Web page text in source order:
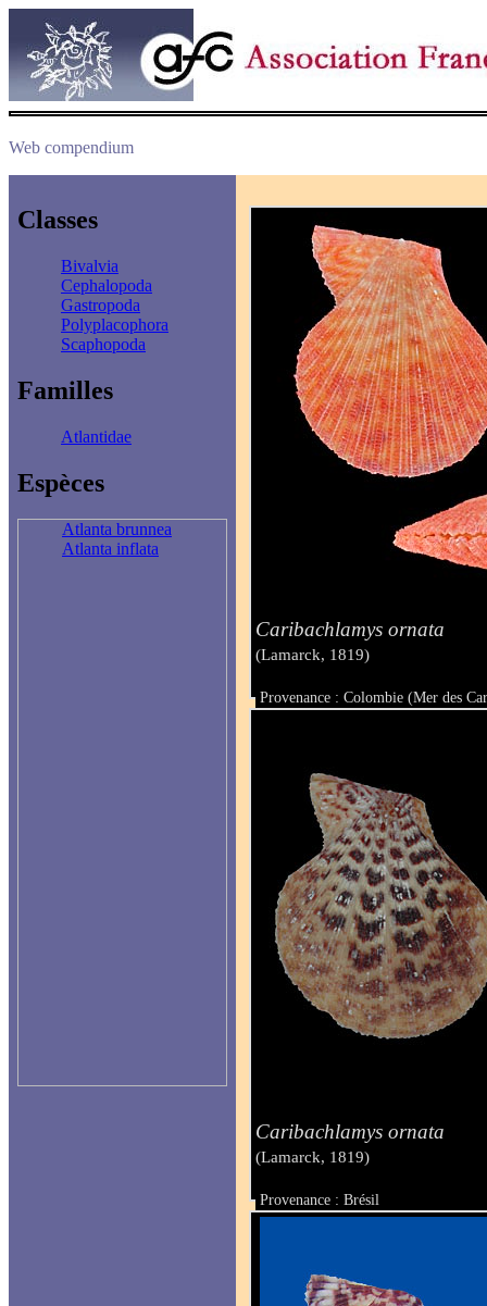
Web compendium
Classes
Bivalvia
Cephalopoda
Gastropoda
Polyplacophora
Scaphopoda
Familles
Atlantidae
Espèces
Atlanta brunnea
Atlanta inflata
Caribachlamys ornata
(Lamarck, 1819)
Provenance : Colombie (Mer des
Taille : 22 mm
Caribachlamys ornata
(Lamarck, 1819)
Provenance : Brésil
Taille : 25 mm